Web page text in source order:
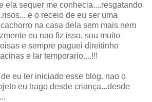
ela sequer me conhecia....resgatando
o receio de eu ser uma
na casa dela sem mais nem
eu nao fiz isso, sou muito
e sempre paguei direitinho
e lar temporario....!!!
eu ter iniciado esse blog. nao o
eu trago desde criança...desde